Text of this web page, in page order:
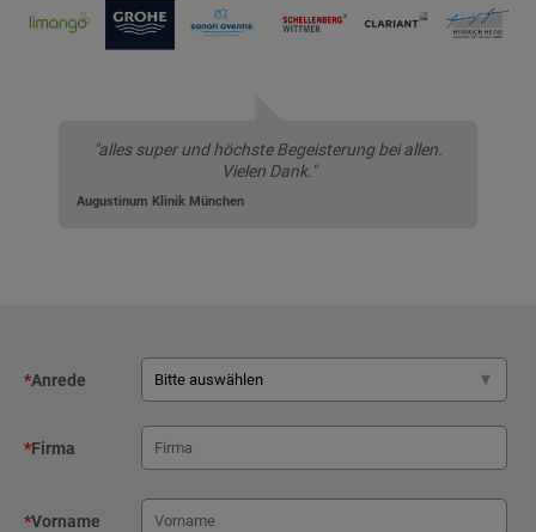
"alles super und höchste Begeisterung bei allen.
Vielen Dank."
Augustinum Klinik München
*Anrede
*Firma
*Vorname